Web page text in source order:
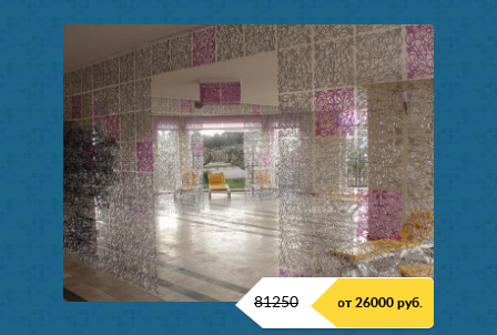
81250 от 26000 руб.